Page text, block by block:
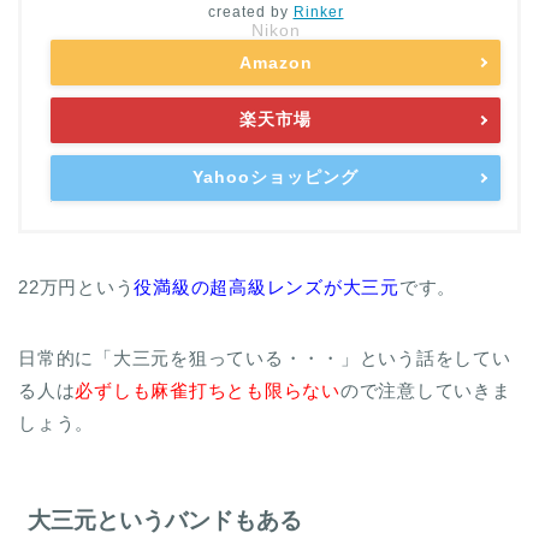
created by Rinker
Nikon
Amazon
楽天市場
Yahooショッピング
22万円という役満級の超高級レンズが大三元です。
日常的に「大三元を狙っている・・・」という話をしてい
る人は必ずしも麻雀打ちとも限らないので注意していきま
しょう。
大三元というバンドもある